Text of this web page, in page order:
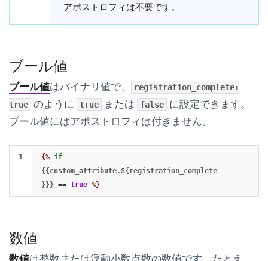
アポストロフィは不要です。
ブール値
ブール値はバイナリ値で、
registration_complete:
true のように true または false
に設定できます。
ブール値にはアポストロフィは付きません。
{% if
{{custom_attribute.${registration_complete
}}} == true %}
数値